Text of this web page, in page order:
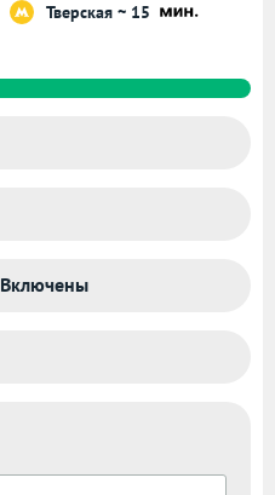
Тверская ~ 15
Включены